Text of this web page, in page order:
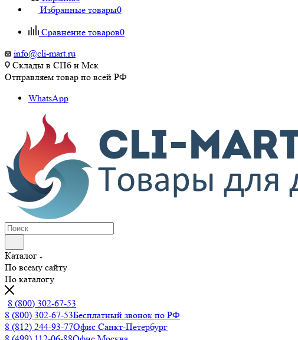
Избранные товары0
Сравнение товаров0
info@cli-mart.ru
Склады в СПб и Мск
Отправляем товар по всей РФ
WhatsApp
Каталог
По всему сайту
По каталогу
8 (800) 302-67-53
8 (800) 302-67-53Бесплатный звонок по РФ
8 (812) 244-93-77Офис Санкт-Петербург